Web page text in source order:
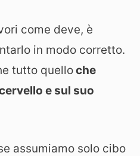
come deve, è
in modo corretto.
tutto quelloche
e sul suo
assumiamo solo cibo